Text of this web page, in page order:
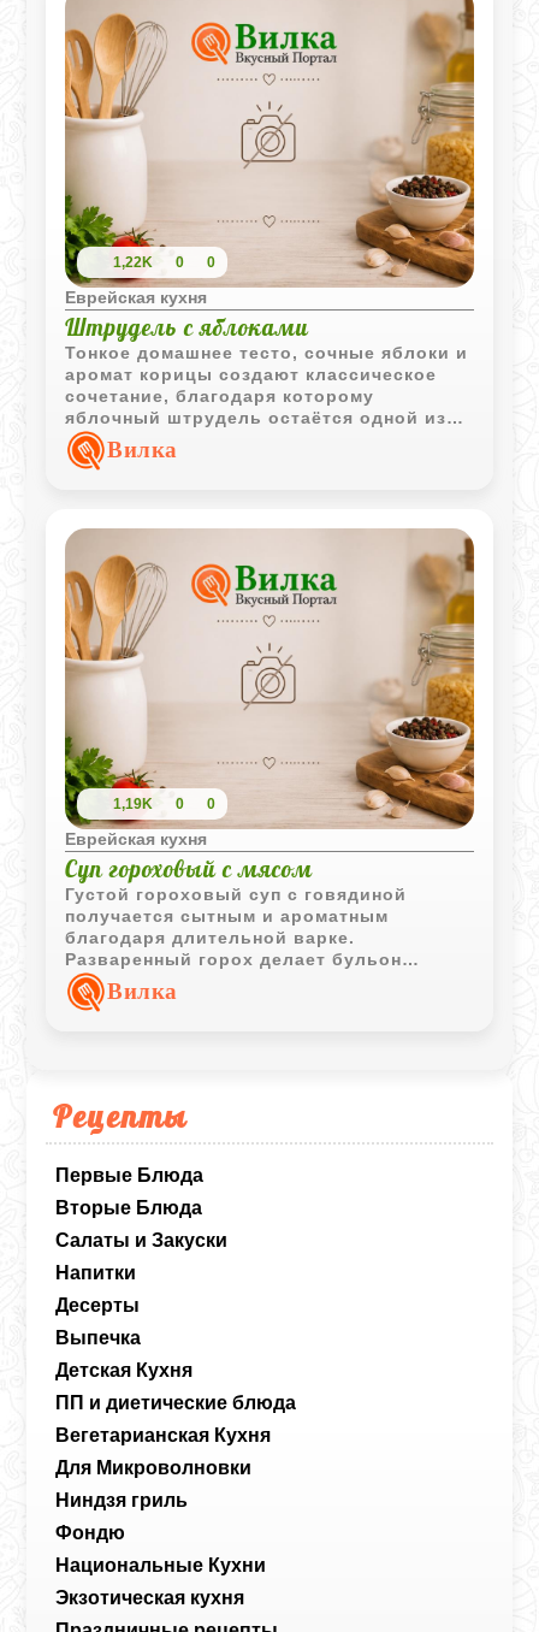
Рецепты
Первые Блюда
Вторые Блюда
Салаты и Закуски
Напитки
Десерты
Выпечка
Детская Кухня
ПП и диетические блюда
Вегетарианская Кухня
Для Микроволновки
Ниндзя гриль
Фондю
Национальные Кухни
Экзотическая кухня
1,22K 0 0
Еврейская кухня
Штрудель с яблоками
Тонкое домашнее тесто, сочные яблоки и
аромат корицы создают классическое
сочетание, благодаря которому
яблочный штрудель остаётся одной из
самых любимых домашних выпечек.
Вилка
1,19K 0 0
Еврейская кухня
Суп гороховый с мясом
Густой гороховый суп с говядиной
получается сытным и ароматным
благодаря длительной варке.
Разваренный горох делает бульон
насыщенным, а мясо на кости придает
блюду выразительный вкус.
Вилка